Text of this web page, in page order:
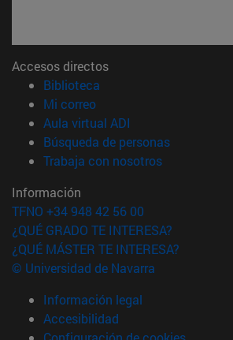
Accesos directos
Biblioteca
Mi correo(abre en nueva ventana)
Aula virtual ADI
Búsqueda de personas(abre en
Trabaja con nosotros(abre en
Información
TFNO +34 948 42 56 00
¿QUÉ GRADO TE INTERESA?
¿QUÉ MÁSTER TE INTERESA?
© Universidad de Navarra
Información legal
Accesibilidad